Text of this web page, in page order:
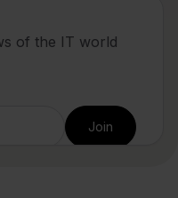
of the IT world